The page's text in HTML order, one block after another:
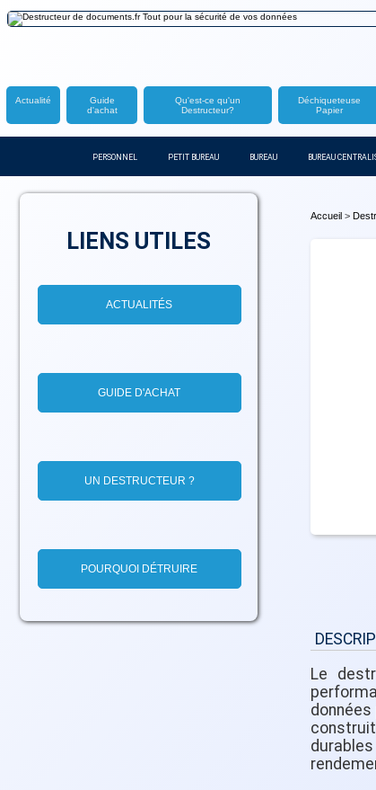
Actualité
Guide
d'achat
Qu'est-ce qu'un
Destructeur?
Déchiqueteuse
Papier
PERSONNEL PETIT BUREAU BUREAU BUREAU
LIENS UTILES
ACTUALITÉS
GUIDE D'ACHAT
UN DESTRUCTEUR ?
POURQUOI DÉTRUIRE
Accueil >
Le